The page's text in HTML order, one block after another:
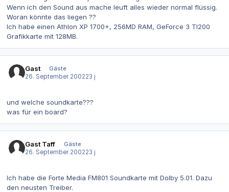
Wenn ich den Sound aus mache leuft alles wieder normal flüssig.
Woran könnte das liegen ??
Ich habe einen Athlon XP 1700+, 256MD RAM, GeForce 3 TI200
Grafikkarte mit 128MB.
Gast
Gäste
26. September 200223 j
und welche soundkarte???
was für ein board?
Gast Taff
Gäste
26. September 200223 j
Ich habe die Forte Media FM801 Soundkarte mit Dolby 5.01. Dazu
den neusten Treiber.